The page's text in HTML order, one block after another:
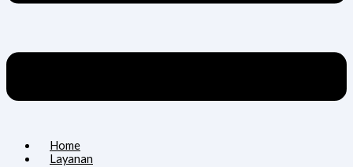
Home
Layanan